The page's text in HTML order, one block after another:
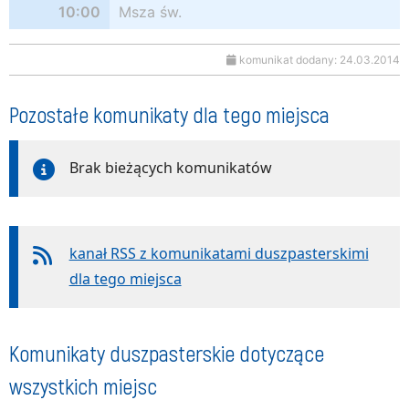
10:00
Msza św.
komunikat dodany: 24.03.2014
Pozostałe komunikaty dla tego miejsca
Brak bieżących komunikatów
kanał RSS z komunikatami duszpasterskimi
dla tego miejsca
Komunikaty duszpasterskie dotyczące
wszystkich miejsc